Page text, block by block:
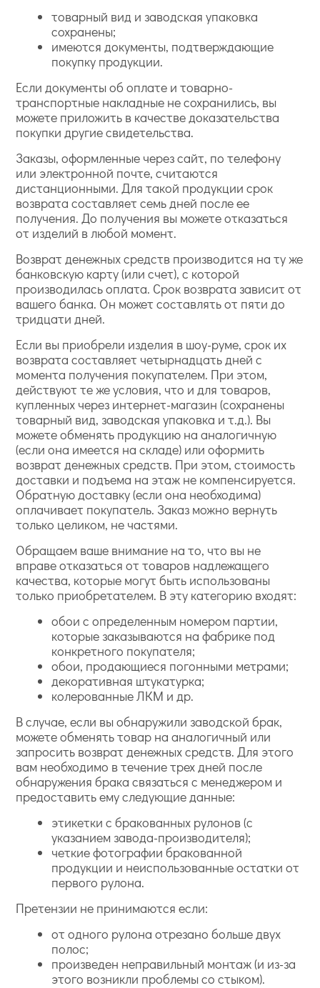
товарный вид и заводская упаковка
сохранены;
имеются документы, подтверждающие
покупку продукции.
Если документы об оплате и товарно-
транспортные накладные не сохранились, вы
можете приложить в качестве доказательства
покупки другие свидетельства.
Заказы, оформленные через сайт, по телефону
или электронной почте, считаются
дистанционными. Для такой продукции срок
возврата составляет семь дней после ее
получения. До получения вы можете отказаться
от изделий в любой момент.
Возврат денежных средств производится на ту же
банковскую карту (или счет), с которой
производилась оплата. Срок возврата зависит от
вашего банка. Он может составлять от пяти до
тридцати дней.
Если вы приобрели изделия в шоу-руме, срок их
возврата составляет четырнадцать дней с
момента получения покупателем. При этом,
действуют те же условия, что и для товаров,
купленных через интернет-магазин (сохранены
товарный вид, заводская упаковка и т.д.). Вы
можете обменять продукцию на аналогичную
(если она имеется на складе) или оформить
возврат денежных средств. При этом, стоимость
доставки и подъема на этаж не компенсируется.
Обратную доставку (если она необходима)
оплачивает покупатель. Заказ можно вернуть
только целиком, не частями.
Обращаем ваше внимание на то, что вы не
вправе отказаться от товаров надлежащего
качества, которые могут быть использованы
только приобретателем. В эту категорию входят:
обои с определенным номером партии,
которые заказываются на фабрике под
конкретного покупателя;
обои, продающиеся погонными метрами;
декоративная штукатурка;
колерованные ЛКМ и др.
В случае, если вы обнаружили заводской брак,
можете обменять товар на аналогичный или
запросить возврат денежных средств. Для этого
вам необходимо в течение трех дней после
обнаружения брака связаться с менеджером и
предоставить ему следующие данные:
этикетки с бракованных рулонов (с
указанием завода-производителя);
четкие фотографии бракованной
продукции и неиспользованные остатки от
первого рулона.
Претензии не принимаются если:
от одного рулона отрезано больше двух
полос;
произведен неправильный монтаж (и из-за
этого возникли проблемы со стыком).